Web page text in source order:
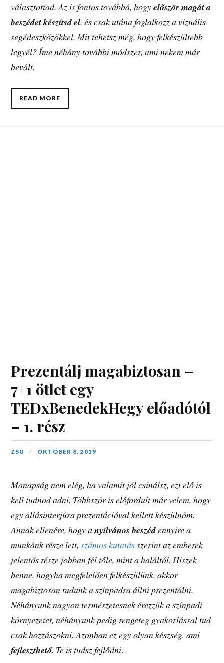
választottad. Az is fontos továbbá, hogyelőször magát a
beszédet készítsd el, és csak utána foglalkozz a vizuális
segédeszközökkel. Mit tehetsz még, hogy felkészültebb
legyél? Íme néhány további módszer, ami nekem már
bevált.
READ MORE
OKTÓBER 8, 2019
Manapság nem elég, ha valamit jól csinálsz, ezt elő is
kell tudnod adni. Többször is előfordult már velem, hogy
egy állásinterjúra prezentációval kellett készülnöm.
jelentős része jobban fél tőle, mint a haláltól. Hiszek
benne, hogyha megfelelően felkészülünk, akkor
magabiztosan tudunk a színpadra állni prezentálni.
Néhányunk nagyon természetesnek érezzük a színpadi
környezetet, néhányunk pedig rengeteg gyakorlással tud
csak hozzászokni. Azonban ez egy olyan készség, ami
fejleszthető . Te is tudsz fejlődni